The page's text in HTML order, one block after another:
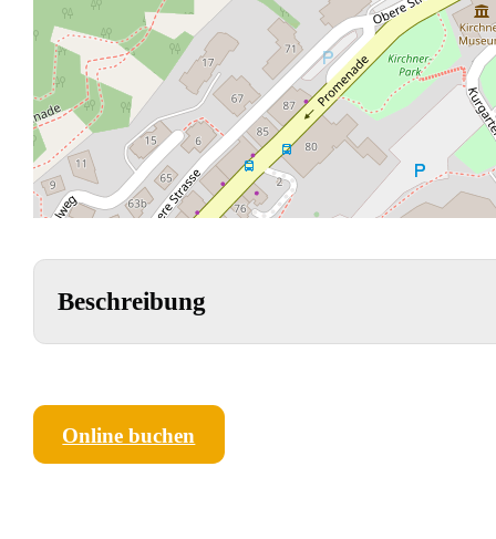
Beschreibung
Online buchen